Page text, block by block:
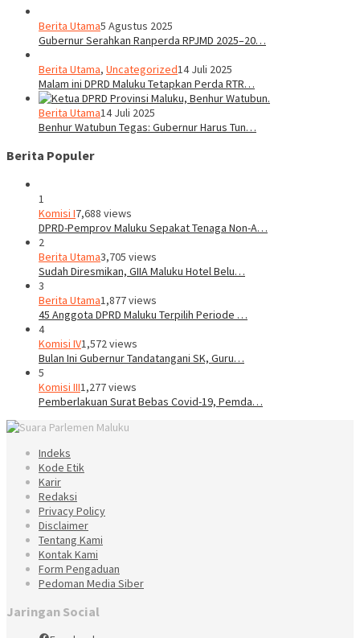
Berita Utama5 Agustus 2025
Gubernur Serahkan Ranperda RPJMD 2025–20…
Berita Utama, Uncategorized14 Juli 2025
Malam ini DPRD Maluku Tetapkan Perda RTR…
Berita Utama14 Juli 2025
Benhur Watubun Tegas: Gubernur Harus Tun…
Berita Populer
1
Komisi I7,688 views
DPRD-Pemprov Maluku Sepakat Tenaga Non-A…
2
Berita Utama3,705 views
Sudah Diresmikan, GIIA Maluku Hotel Belu…
3
Berita Utama1,877 views
45 Anggota DPRD Maluku Terpilih Periode …
4
Komisi IV1,572 views
Bulan Ini Gubernur Tandatangani SK, Guru…
5
Komisi III1,277 views
Pemberlakuan Surat Bebas Covid-19, Pemda…
Indeks
Kode Etik
Karir
Redaksi
Privacy Policy
Disclaimer
Tentang Kami
Kontak Kami
Form Pengaduan
Pedoman Media Siber
Jaringan Social